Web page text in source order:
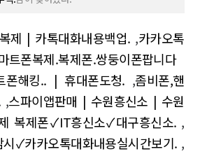
제 | 카톡대화내용백업. ,카카오톡
트폰복제.복제폰.쌍둥이폰팝니다
폰해킹.. | 휴대폰도청. ,좀비폰,핸
,스파이앱판매 | 수원흥신소 | 수원
복제폰✓IT흥신소✓대구흥신소. ,
✓카카오톡대화내용실시간보기. ,